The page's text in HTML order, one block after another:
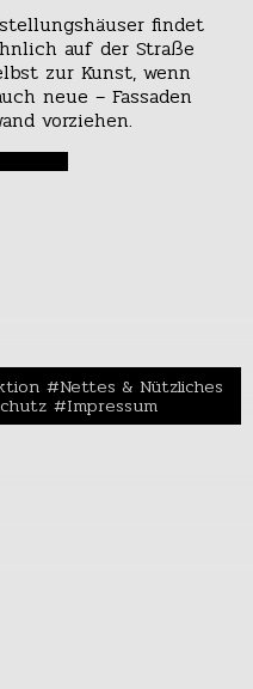
findet
auf der Straße
zur Kunst, wenn
neue – Fassaden
vorziehen.
Nettes & Nützliches
Impressum